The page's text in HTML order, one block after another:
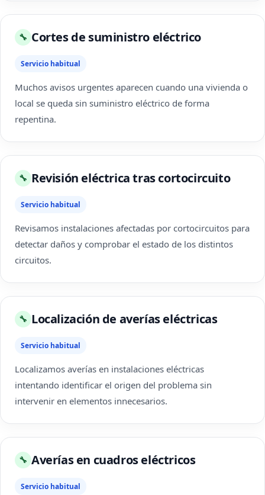
🔧 Cortes de suministro eléctrico
Servicio habitual
Muchos avisos urgentes aparecen cuando una vivienda o
local se queda sin suministro eléctrico de forma
repentina.
🔧 Revisión eléctrica tras cortocircuito
Servicio habitual
Revisamos instalaciones afectadas por cortocircuitos para
detectar daños y comprobar el estado de los distintos
circuitos.
🔧 Localización de averías eléctricas
Servicio habitual
Localizamos averías en instalaciones eléctricas
intentando identificar el origen del problema sin
intervenir en elementos innecesarios.
🔧 Averías en cuadros eléctricos
Servicio habitual